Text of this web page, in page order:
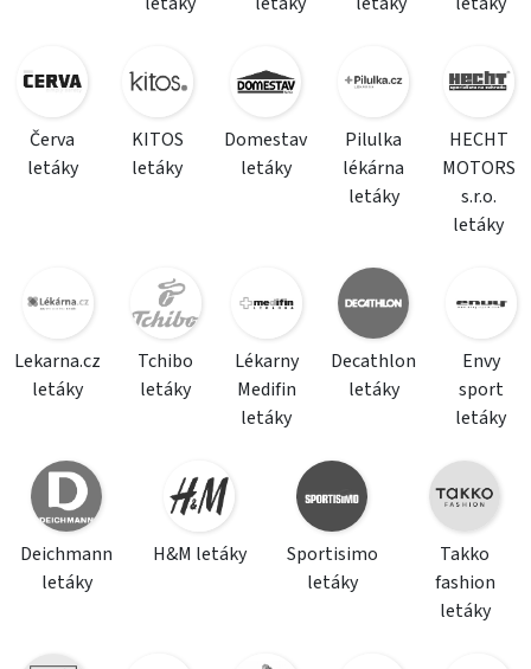
Červa
letáky
KITOS
letáky
Domestav
letáky
Pilulka
lékárna
letáky
HECHT
MOTORS
s.r.o.
letáky
Lekarna.cz
letáky
Tchibo
letáky
Lékarny
Medifin
letáky
Decathlon
letáky
Envy
sport
letáky
Deichmann
letáky
H&M letáky
Sportisimo
letáky
Takko
fashion
letáky